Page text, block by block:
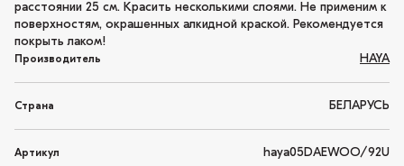
расстоянии 25 см. Красить несколькими слоями. Не применим к
поверхностям, окрашенных алкидной краской. Рекомендуется
покрыть лаком!
Производитель HAYA
Страна БЕЛАРУСЬ
Артикул haya05DAEWOO/92U